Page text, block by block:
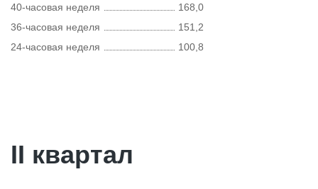
40-часовая неделя
168,0
36-часовая неделя
151,2
24-часовая неделя
100,8
II квартал